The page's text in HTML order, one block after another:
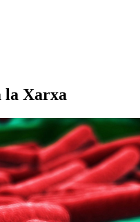
la Xarxa